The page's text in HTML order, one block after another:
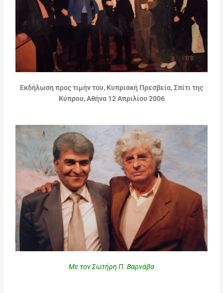
Εκδήλωση προς τιμήν του, Κυπριακή Πρεσβεία, Σπίτι της
Κύπρου, Αθήνα 12 Απριλίου 2006
Με τον Σωτήρη Π. Βαρνάβα